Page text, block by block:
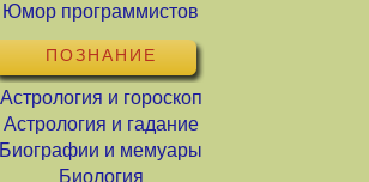
Юмор программистов
ПОЗНАНИЕ
Астрология и гороскоп
Астрология и гадание
Биографии и мемуары
Биология